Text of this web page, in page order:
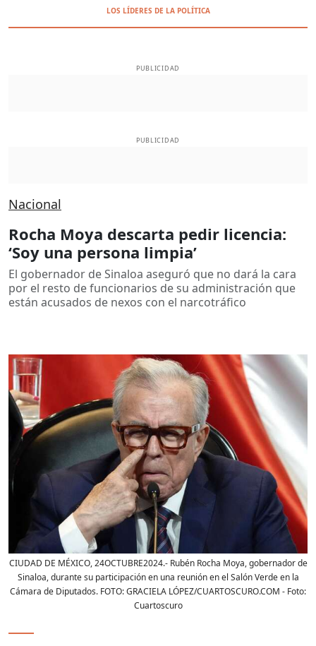
LOS LÍDERES DE LA POLÍTICA
PUBLICIDAD
PUBLICIDAD
Nacional
Rocha Moya descarta pedir licencia:
‘Soy una persona limpia’
El gobernador de Sinaloa aseguró que no dará la cara
por el resto de funcionarios de su administración que
están acusados de nexos con el narcotráfico
CIUDAD DE MÉXICO, 24OCTUBRE2024.- Rubén Rocha Moya, gobernador de
Sinaloa, durante su participación en una reunión en el Salón Verde en la
Cámara de Diputados. FOTO: GRACIELA LÓPEZ/CUARTOSCURO.COM - Foto:
Cuartoscuro